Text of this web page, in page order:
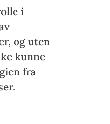
i
og uten
kunne
fra